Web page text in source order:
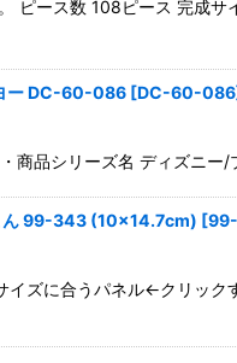
ピース数 108ピース 完成
ー DC-60-086 [DC-60-086
品シリーズ名 ディズニ
ん 99-343 (10×14.7cm) [
ズに合うパネル←クリッ